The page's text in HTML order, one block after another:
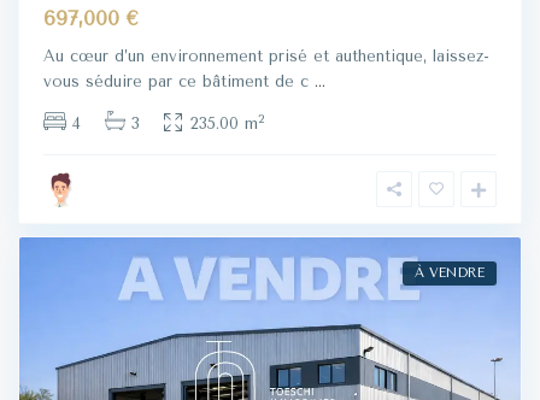
697,000 €
Au cœur d’un environnement prisé et authentique, laissez-
vous séduire par ce bâtiment de c ...
4 3 235.00 m2
À VENDRE